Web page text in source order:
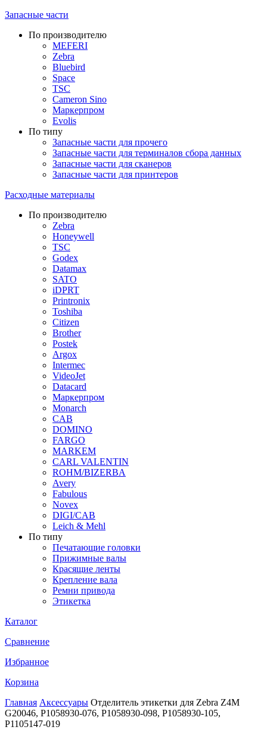
Запасные части
По производителю
MEFERI
Zebra
Bluebird
Space
TSC
Cameron Sino
Маркерпром
Evolis
По типу
Запасные части для прочего
Запасные части для терминалов сбора данных
Запасные части для сканеров
Запасные части для принтеров
Расходные материалы
По производителю
Zebra
Honeywell
TSC
Godex
Datamax
SATO
iDPRT
Printronix
Toshiba
Citizen
Brother
Postek
Argox
Intermec
VideoJet
Datacard
Маркерпром
Monarch
CAB
DOMINO
FARGO
MARKEM
CARL VALENTIN
ROHM/BIZERBA
Avery
Fabulous
Novex
DIGI/CAB
Leich & Mehl
По типу
Печатающие головки
Прижимные валы
Красящие ленты
Крепление вала
Ремни привода
Этикетка
Каталог
Сравнение
Избранное
Корзина
Главная Аксессуары Отделитель этикетки для Zebra Z4M
G20046, P1058930-076, P1058930-098, P1058930-105,
P1105147-019